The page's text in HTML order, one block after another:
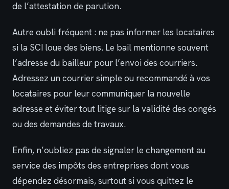
de l’attestation de parution.
Autre oubli fréquent : ne pas informer les locataires
si la SCI loue des biens. Le bail mentionne souvent
l’adresse du bailleur pour l’envoi des courriers.
Adressez un courrier simple ou recommandé à vos
locataires pour leur communiquer la nouvelle
adresse et éviter tout litige sur la validité des congés
ou des demandes de travaux.
Enfin, n’oubliez pas de signaler le changement au
service des impôts des entreprises dont vous
dépendez désormais, surtout si vous quittez le